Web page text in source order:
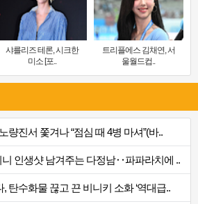
샤를리즈 테론, 시크한
미소 [포..
트리플에스 김채연, 서
울월드컵..
량진서 쫓겨나 “점심 때 4병 마셔”(바..
인생샷 남겨주는 다정남‥파파라치에 ..
탄수화물 끊고 끈 비니키 소화 ‘역대급..